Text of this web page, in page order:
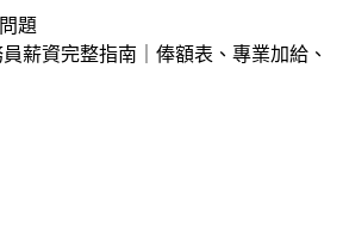
題
薪資完整指南｜俸額表、專業加給、